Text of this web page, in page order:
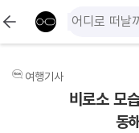
여행기사
비로소 모
동